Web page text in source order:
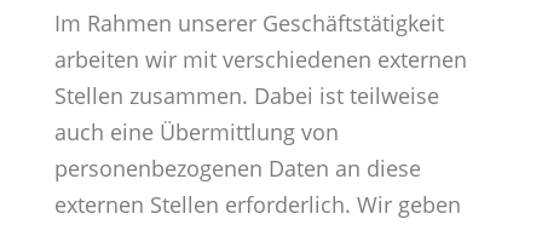
Im Rahmen unserer Geschäftstätigkeit
arbeiten wir mit verschiedenen externen
Stellen zusammen. Dabei ist teilweise
auch eine Übermittlung von
personenbezogenen Daten an diese
externen Stellen erforderlich. Wir geben